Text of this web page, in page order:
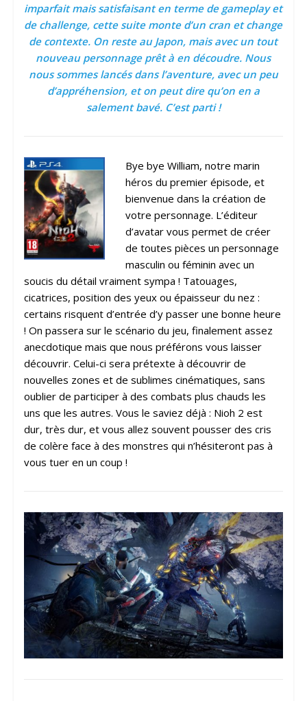
imparfait mais satisfaisant en terme de gameplay et
de challenge, cette suite monte d’un cran et change
de contexte. On reste au Japon, mais avec un tout
nouveau personnage prêt à en découdre. Nous
nous sommes lancés dans l’aventure, avec un peu
d’appréhension, et on peut dire qu’on en a
salement bavé. C’est parti !
Bye bye William, notre marin
héros du premier épisode, et
bienvenue dans la création de
votre personnage. L’éditeur
d’avatar vous permet de créer
de toutes pièces un personnage
masculin ou féminin avec un
soucis du détail vraiment sympa ! Tatouages,
cicatrices, position des yeux ou épaisseur du nez :
certains risquent d’entrée d’y passer une bonne heure
! On passera sur le scénario du jeu, finalement assez
anecdotique mais que nous préférons vous laisser
découvrir. Celui-ci sera prétexte à découvrir de
nouvelles zones et de sublimes cinématiques, sans
oublier de participer à des combats plus chauds les
uns que les autres. Vous le saviez déjà : Nioh 2 est
dur, très dur, et vous allez souvent pousser des cris
de colère face à des monstres qui n’hésiteront pas à
vous tuer en un coup !